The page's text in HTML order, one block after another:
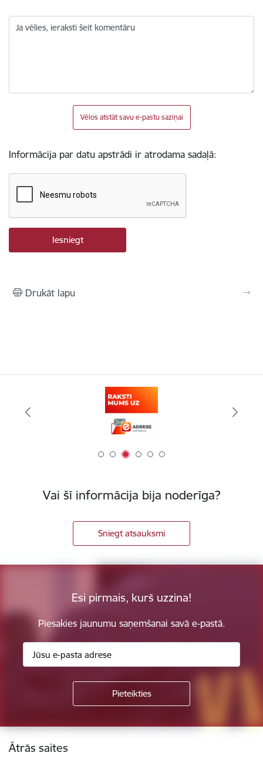
Ja vēlies, ieraksti šeit komentāru
Vēlos atstāt savu e-pastu saziņai
Informācija par datu apstrādi ir atrodama sadaļā:
Drukāt lapu
Vai šī informācija bija noderīga?
Sniegt atsauksmi
Esi pirmais, kurš uzzina!
Piesakies jaunumu saņemšanai savā e-pastā.
Kājene
Ātrās saites